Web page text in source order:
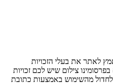
לאתר את בעלי הזכויות
צילום שיש לכם זכויות
מהשימוש באמצעות כתובת